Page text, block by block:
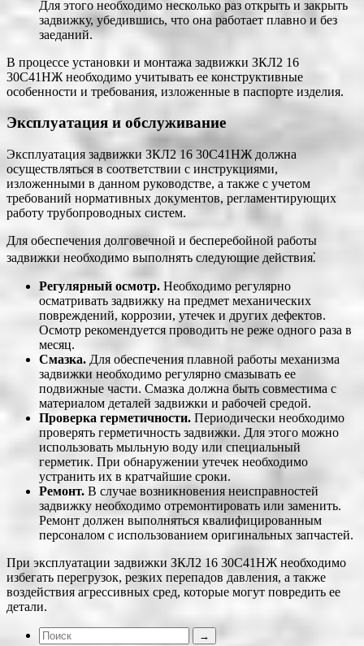
Для этого необходимо несколько раз открыть и закрыть
задвижку, убедившись, что она работает плавно и без
заеданий.
В процессе установки и монтажа задвижки ЗКЛ2 16
30С41НЖ необходимо учитывать ее конструктивные
особенности и требования, изложенные в паспорте изделия.
Эксплуатация и обслуживание
Эксплуатация задвижки ЗКЛ2 16 30С41НЖ должна
осуществляться в соответствии с инструкциями,
изложенными в данном руководстве, а также с учетом
требований нормативных документов, регламентирующих
работу трубопроводных систем.
Для обеспечения долговечной и бесперебойной работы
задвижки необходимо выполнять следующие действия⁚
Регулярный осмотр. Необходимо регулярно
осматривать задвижку на предмет механических
повреждений, коррозии, утечек и других дефектов.
Осмотр рекомендуется проводить не реже одного раза в
месяц.
Смазка. Для обеспечения плавной работы механизма
задвижки необходимо регулярно смазывать ее
подвижные части. Смазка должна быть совместима с
материалом деталей задвижки и рабочей средой.
Проверка герметичности. Периодически необходимо
проверять герметичность задвижки. Для этого можно
использовать мыльную воду или специальный
герметик. При обнаружении утечек необходимо
устранить их в кратчайшие сроки.
Ремонт. В случае возникновения неисправностей
задвижку необходимо отремонтировать или заменить.
Ремонт должен выполняться квалифицированным
персоналом с использованием оригинальных запчастей.
При эксплуатации задвижки ЗКЛ2 16 30С41НЖ необходимо
избегать перегрузок, резких перепадов давления, а также
воздействия агрессивных сред, которые могут повредить ее
детали.